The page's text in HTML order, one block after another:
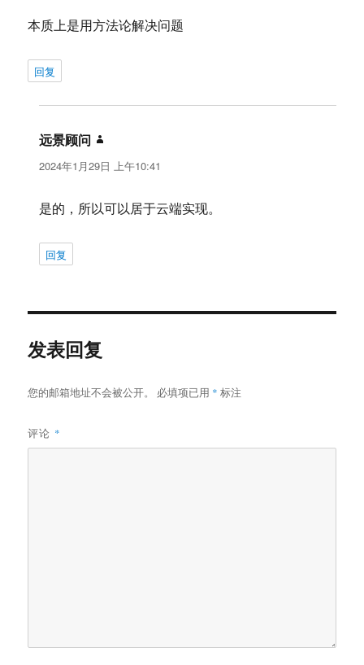
本质上是用方法论解决问题
回复
远景顾问
道：
2024年1月29日 上午10:41
是的，所以可以居于云端实现。
回复
发表回复
您的邮箱地址不会被公开。 必填项已用 * 标注
评论 *